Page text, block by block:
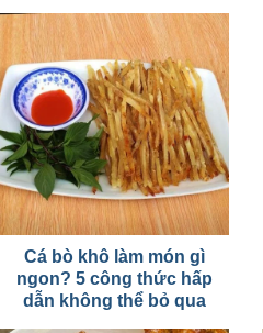
Cá bò khô làm món gì
ngon? 5 công thức hấp
dẫn không thể bỏ qua